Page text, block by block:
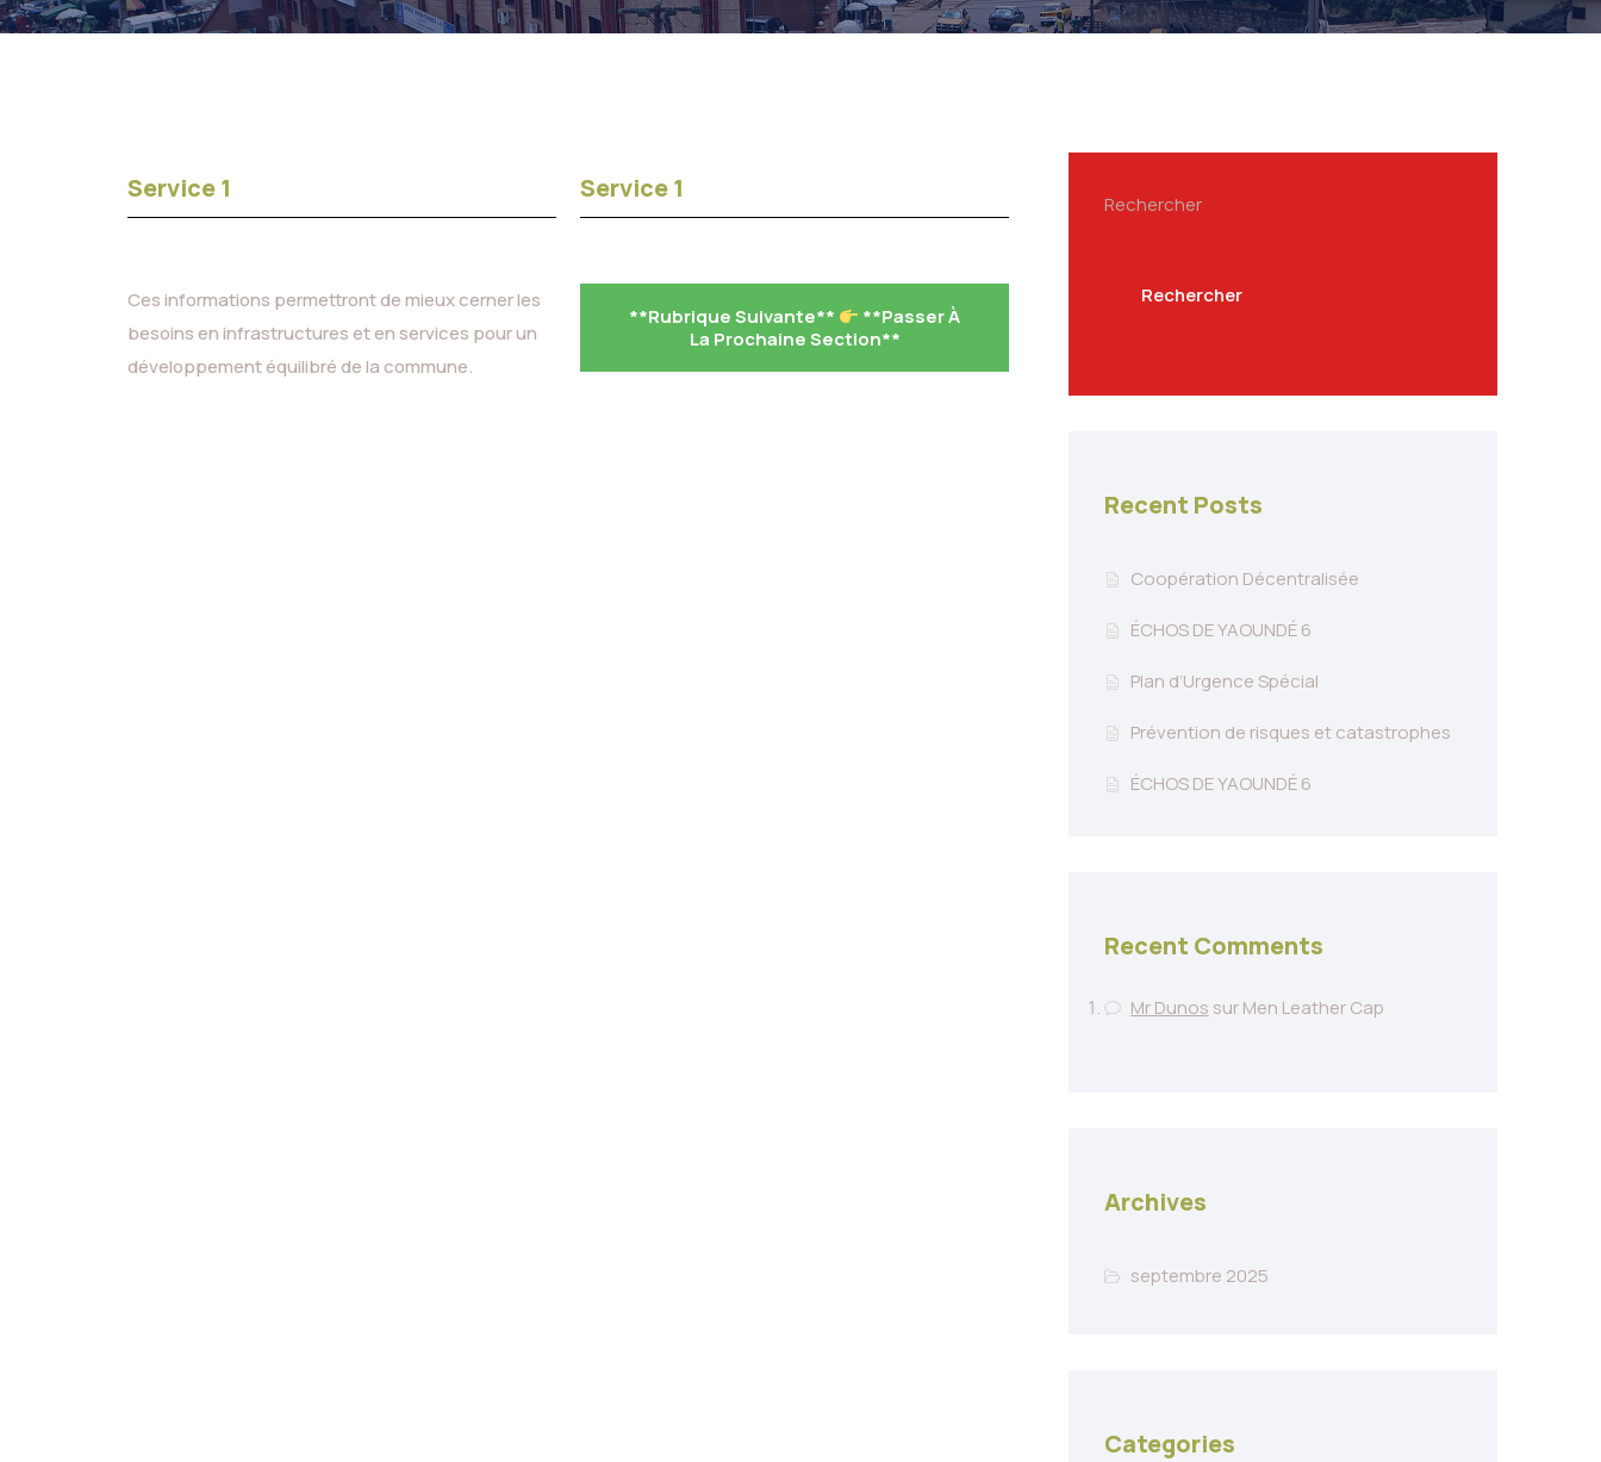
Service 1 Service 1
Ces informations permettront de mieux cerner les
besoins en infrastructures et en services pour un
développement équilibré de la commune.
**Rubrique Suivante**
**Passer À
La Prochaine Section**
Rechercher
Rechercher
Recent Posts
Coopération Décentralisée
ÉCHOS DE YAOUNDÉ 6
Plan d’Urgence Spécial
Prévention de risques et catastrophes
ÉCHOS DE YAOUNDÉ 6
Recent Comments
Mr Dunos surMen Leather Cap
Archives
septembre 2025
Categories